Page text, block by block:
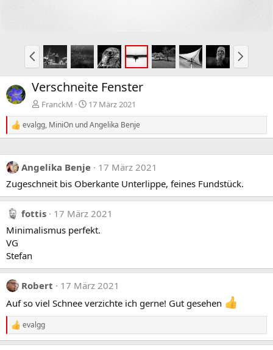
V
o
r
h
e
r
i
g
e
N
ä
c
t
Verschneite Fenster
FranckM 17 März 2021
R
e
k
t
i
o
n
e
n
:
evalgg, MiniOn undAngelika Benje
Angelika Benje
17 März 2021
Zugeschneit bis Oberkante Unterlippe, feines Fundstück.
fottis
17 März 2021
Minimalismus perfekt.
VG
Stefan
Robert
17 März 2021
Auf so viel Schnee verzichte ich gerne! Gut gesehen
R
e
evalgg